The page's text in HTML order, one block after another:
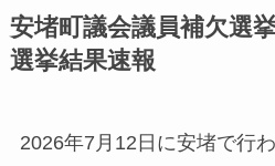
安堵町議会議員補欠選
選挙結果速報
2026年7月12日に安堵で行